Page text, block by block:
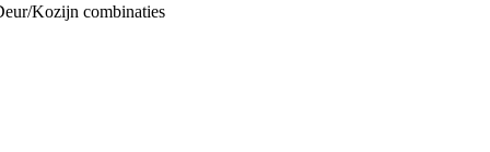
Kozijn combinaties